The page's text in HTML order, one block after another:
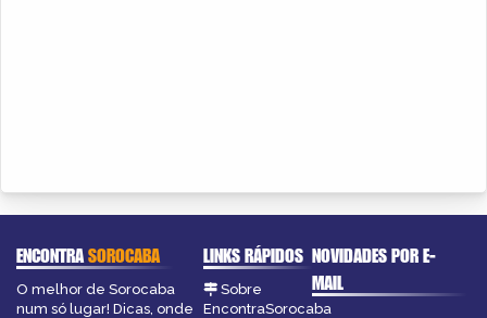
ENCONTRASOROCABA
O melhor de Sorocaba
num só lugar! Dicas, onde
LINKS RÁPIDOS
Sobre
EncontraSorocaba
NOVIDADES POR E-
MAIL